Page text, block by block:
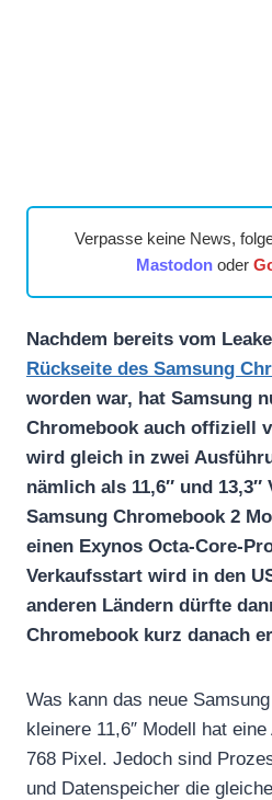
Verpasse keine News,
Mastodonoder
Nachdem bereits vom
Rückseite des Samsung
worden war, hat Samsung
Chromebook auch offiziell
wird gleich in zwei
nämlich als 11,6″ und 13,3″
Samsung Chromebook 2
einen Exynos Octa-Core-
Verkaufsstart wird in den
anderen Ländern dürfte
Chromebook kurz danach
Was kann das neue
kleinere 11,6″ Modell hat
768 Pixel. Jedoch sind
und Datenspeicher die